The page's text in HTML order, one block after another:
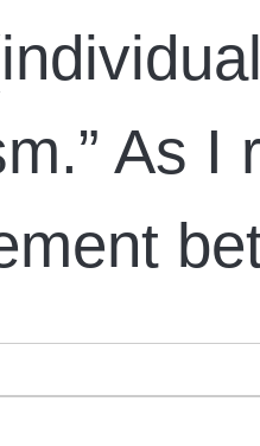
As I